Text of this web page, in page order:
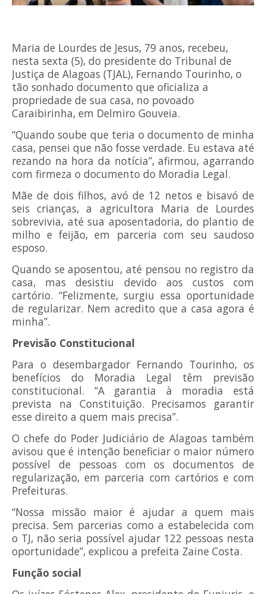
Maria de Lourdes de Jesus, 79 anos, recebeu,
nesta sexta (5), do presidente do Tribunal de
Justiça de Alagoas (TJAL), Fernando Tourinho, o
tão sonhado documento que oficializa a
propriedade de sua casa, no povoado
Caraibirinha, em Delmiro Gouveia.
“Quando soube que teria o documento de minha
casa, pensei que não fosse verdade. Eu estava até
rezando na hora da notícia”, afirmou, agarrando
com firmeza o documento do Moradia Legal.
Mãe de dois filhos, avó de 12 netos e bisavó de
seis crianças, a agricultora Maria de Lourdes
sobrevivia, até sua aposentadoria, do plantio de
milho e feijão, em parceria com seu saudoso
esposo.
Quando se aposentou, até pensou no registro da
casa, mas desistiu devido aos custos com
cartório. “Felizmente, surgiu essa oportunidade
de regularizar. Nem acredito que a casa agora é
minha”.
Previsão Constitucional
Para o desembargador Fernando Tourinho, os
benefícios do Moradia Legal têm previsão
constitucional. “A garantia à moradia está
prevista na Constituição. Precisamos garantir
esse direito a quem mais precisa”.
O chefe do Poder Judiciário de Alagoas também
avisou que é intenção beneficiar o maior número
possível de pessoas com os documentos de
regularização, em parceria com cartórios e com
Prefeituras.
“Nossa missão maior é ajudar a quem mais
precisa. Sem parcerias como a estabelecida com
o TJ, não seria possível ajudar 122 pessoas nesta
oportunidade”, explicou a prefeita Zaine Costa.
Função social